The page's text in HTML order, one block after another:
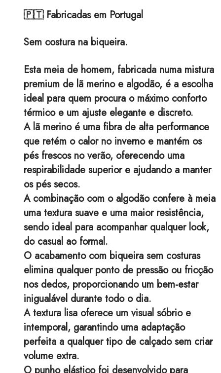
🇵🇹 Fabricadas em Portugal
Sem costura na biqueira.
Esta meia de homem, fabricada numa mistura
premium de lã merino e algodão, é a escolha
ideal para quem procura o máximo conforto
térmico e um ajuste elegante e discreto.
A lã merino é uma fibra de alta performance
que retém o calor no inverno e mantém os
pés frescos no verão, oferecendo uma
respirabilidade superior e ajudando a manter
os pés secos.
A combinação com o algodão confere à meia
uma textura suave e uma maior resistência,
sendo ideal para acompanhar qualquer look,
do casual ao formal.
O acabamento com biqueira sem costuras
elimina qualquer ponto de pressão ou fricção
nos dedos, proporcionando um bem-estar
inigualável durante todo o dia.
A textura lisa oferece um visual sóbrio e
intemporal, garantindo uma adaptação
perfeita a qualquer tipo de calçado sem criar
volume extra.